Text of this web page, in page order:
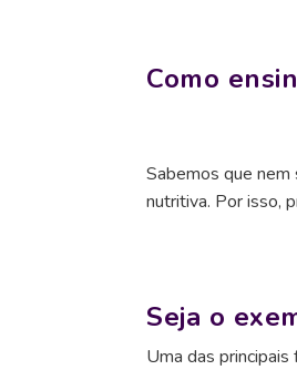
Como
Sabemos que nem
nutritiva. Por isso,
Seja o
Uma das